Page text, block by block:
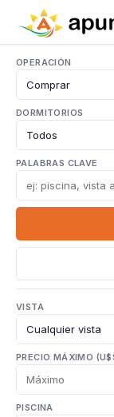
OPERACIÓN
DORMITORIOS
PALABRAS CLAVE
VISTA
PRECIO MÁXIMO
PISCINA